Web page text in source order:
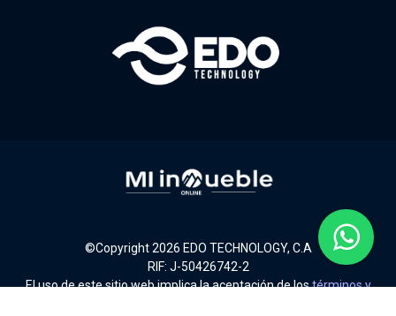
©Copyright2026 EDO TECHNOLOGY, C.A
RIF: J-50426742-2
El uso de este sitio web implica la aceptación de lostérminos y